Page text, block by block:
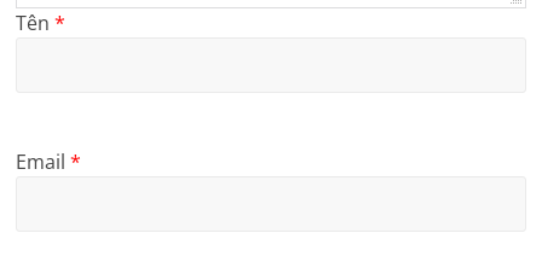
Tên*
Email*